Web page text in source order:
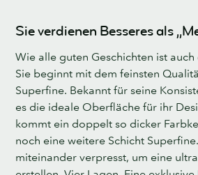
Sie verdienen Besseres als
Wie alle guten Geschichten ist
Sie beginnt mit dem feinsten
Superfine. Bekannt für seine
es die ideale Oberfläche für ihr
kommt ein doppelt so dicker
noch eine weitere Schicht
miteinander verpresst, um eine